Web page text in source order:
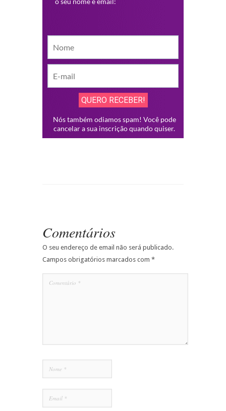
Comentários
O seu endereço de email não será publicado.
Campos obrigatórios marcados com *